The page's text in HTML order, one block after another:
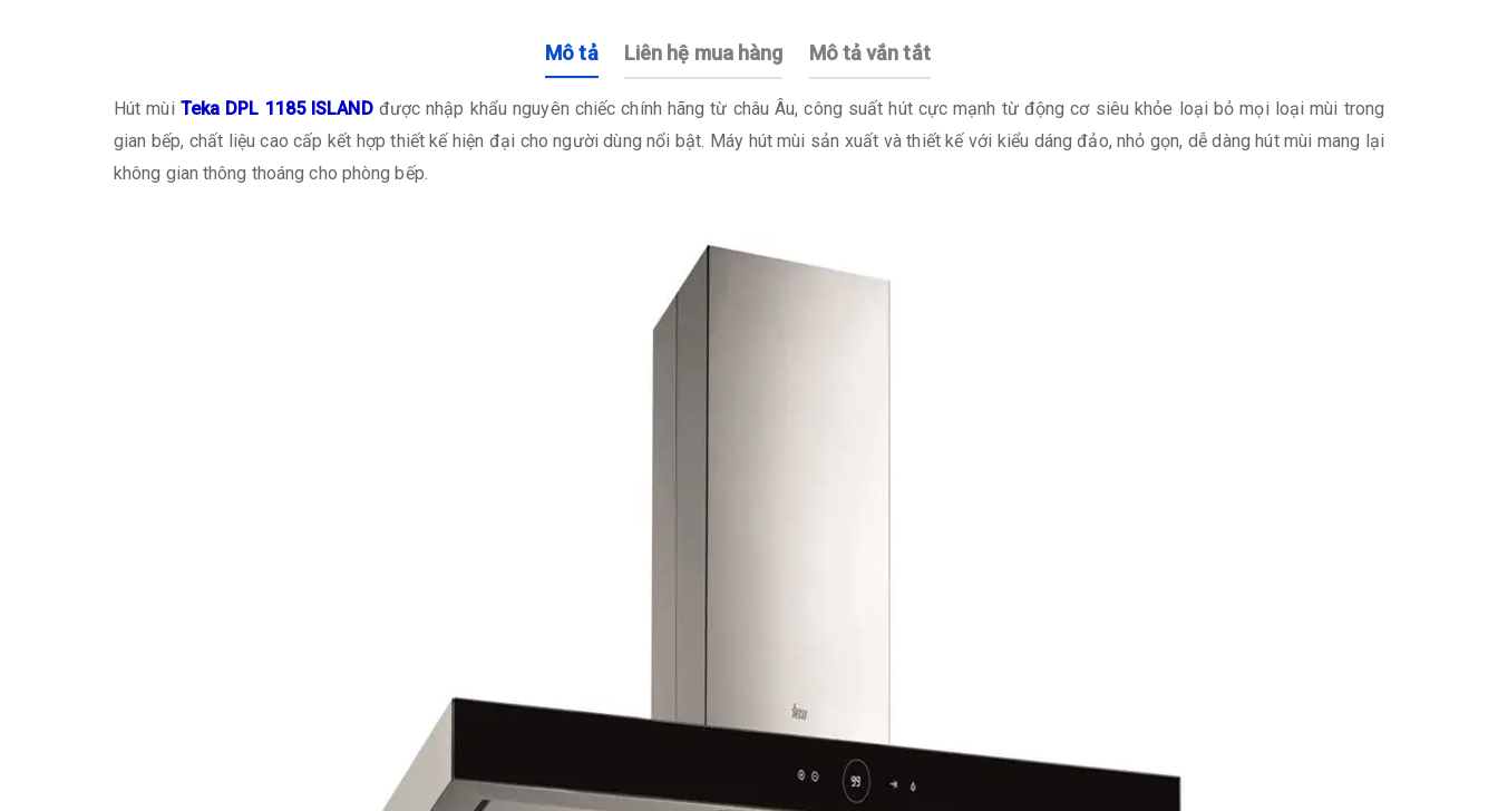
Mô tả Liên hệ mua hàng Mô tả vắn tắt
Hút mùi Teka DPL 1185 ISLANDđược nhập khẩu nguyên chiếc chính hãng từ châu Âu, công suất hút cực mạnh từ động cơ siêu khỏe loại bỏ mọi loại mùi trong
gian bếp, chất liệu cao cấp kết hợp thiết kế hiện đại cho người dùng nổi bật. Máy hút mùi sản xuất và thiết kế với kiểu dáng đảo, nhỏ gọn, dễ dàng hút mùi mang lại
không gian thông thoáng cho phòng bếp.